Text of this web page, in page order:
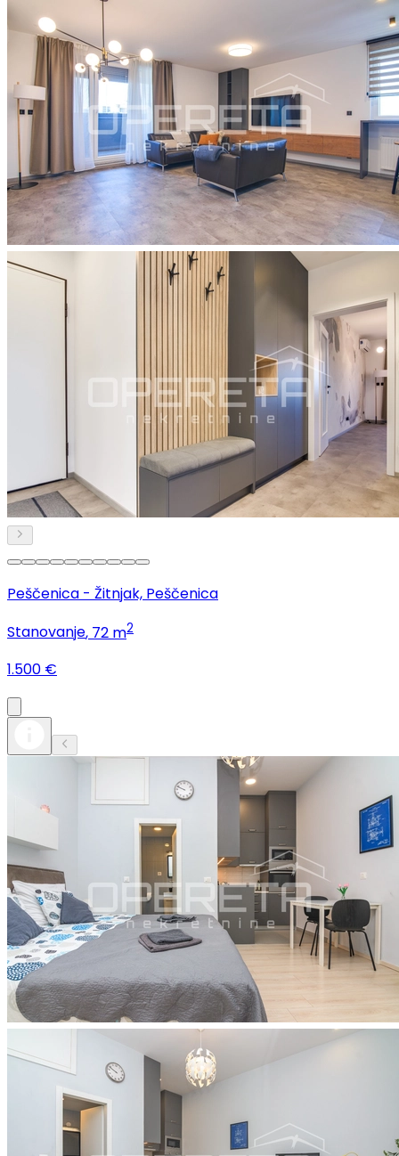
Peščenica - Žitnjak, Peščenica
Stanovanje, 72 m2
1.500 €